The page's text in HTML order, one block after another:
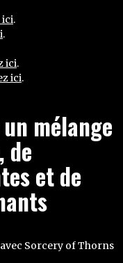
ici.
.
ici.
ici.
mélange
de
et de